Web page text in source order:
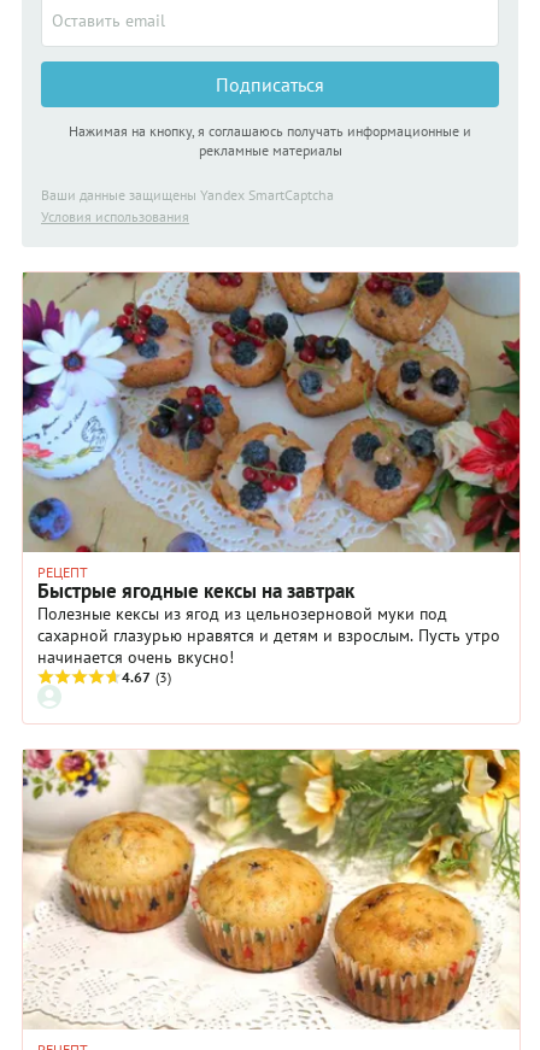
Подписаться
Нажимая на кнопку, я соглашаюсь получать информационные и
рекламные материалы
Ваши данные защищены Yandex SmartCaptcha
Условия использования
РЕЦЕПТ
Быстрые ягодные кексы на завтрак
Полезные кексы из ягод из цельнозерновой муки под
сахарной глазурью нравятся и детям и взрослым. Пусть утро
начинается очень вкусно!
4.67 (3)